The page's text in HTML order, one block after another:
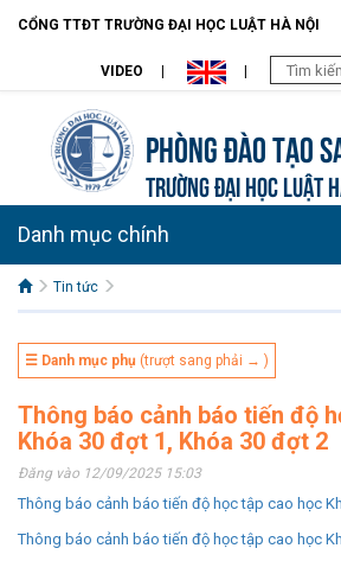
CỔNG TTĐT TRƯỜNG ĐẠI HỌC LUẬT HÀ NỘI
VIDEO
Phòng Đào tạo
TRƯỜNG ĐẠI HỌC LUẬT
Danh mục chính
Tin tức
☰ Danh mục phụ (trượt sang phải → )
Thông báo cảnh báo tiến độ
Khóa 30 đợt 1, Khóa 30 đợt 2
Đăng vào 12/09/2025 15:03
Thông báo cảnh báo tiến độ học tập cao học
Thông báo cảnh báo tiến độ học tập cao học